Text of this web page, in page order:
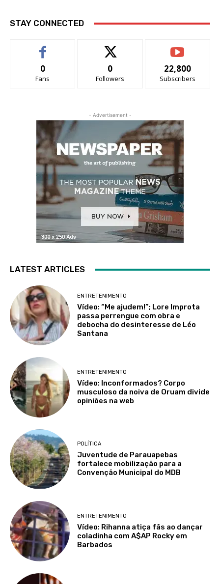
STAY CONNECTED
0
Fans
0
Followers
22,800
Subscribers
- Advertisement -
LATEST ARTICLES
ENTRETENIMENTO
Vídeo: “Me ajudem!”; Lore Improta
passa perrengue com obra e
debocha do desinteresse de Léo
Santana
ENTRETENIMENTO
Vídeo: Inconformados? Corpo
musculoso da noiva de Oruam divide
opiniões na web
POLÍTICA
Juventude de Parauapebas
fortalece mobilização para a
Convenção Municipal do MDB
ENTRETENIMENTO
Vídeo: Rihanna atiça fãs ao dançar
coladinha com A$AP Rocky em
Barbados